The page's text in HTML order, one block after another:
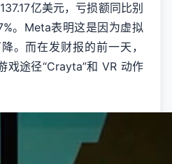
亿美元，亏损额同比别
。Meta表明这是因为虚拟
。而在发财报的前一天，
戏途径“Crayta”和 VR 动作